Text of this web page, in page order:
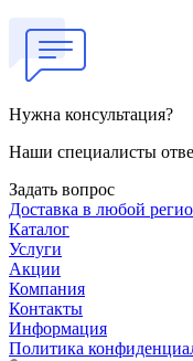
Нужна консультация?
Наши специалисты
Задать вопрос
Доставка в любой
Каталог
Услуги
Акции
Компания
Контакты
Информация
Политика